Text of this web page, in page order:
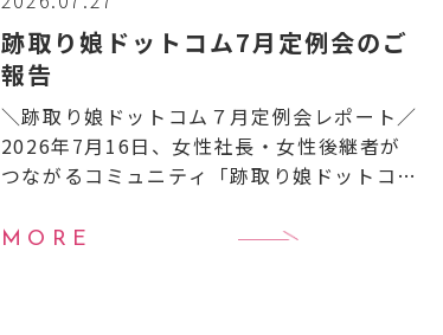
跡取り娘ドットコム7月定例会のご
報告
＼跡取り娘ドットコム７月定例会レポート／
2026年7月16日、女性社長・女性後継者が
つながるコミュニティ「跡取り娘ドットコ
国から次世代を担う女性経営者＝“跡取り
MORE